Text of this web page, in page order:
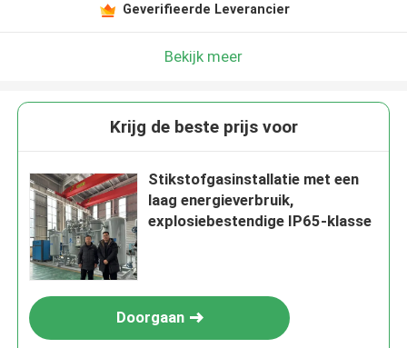
Geverifieerde Leverancier
Bekijk meer
Krijg de beste prijs voor
Stikstofgasinstallatie met een
laag energieverbruik,
explosiebestendige IP65-klasse
Doorgaan